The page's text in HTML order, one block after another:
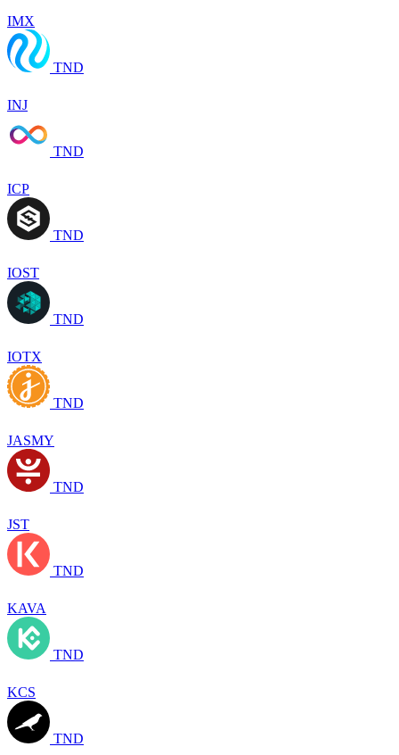
IMX
TND
INJ
TND
ICP
TND
IOST
TND
IOTX
TND
JASMY
TND
JST
TND
KAVA
TND
KCS
TND